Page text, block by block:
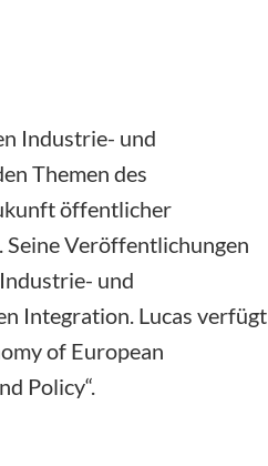
Industrie- und
Themen des
öffentlicher
Veröffentlichungen
und
Integration. Lucas verfügt
of European
Policy“.